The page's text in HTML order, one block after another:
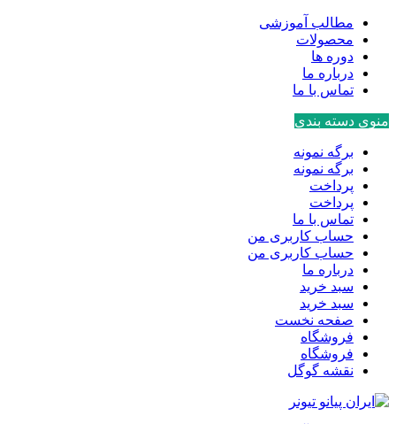
مطالب آموزشی
محصولات
دوره ها
درباره ما
تماس با ما
منوی دسته بندی
برگه نمونه
برگه نمونه
پرداخت
پرداخت
تماس با ما
حساب کاربری من
حساب کاربری من
درباره ما
سبد خرید
سبد خرید
صفحه نخست
فروشگاه
فروشگاه
نقشه گوگل